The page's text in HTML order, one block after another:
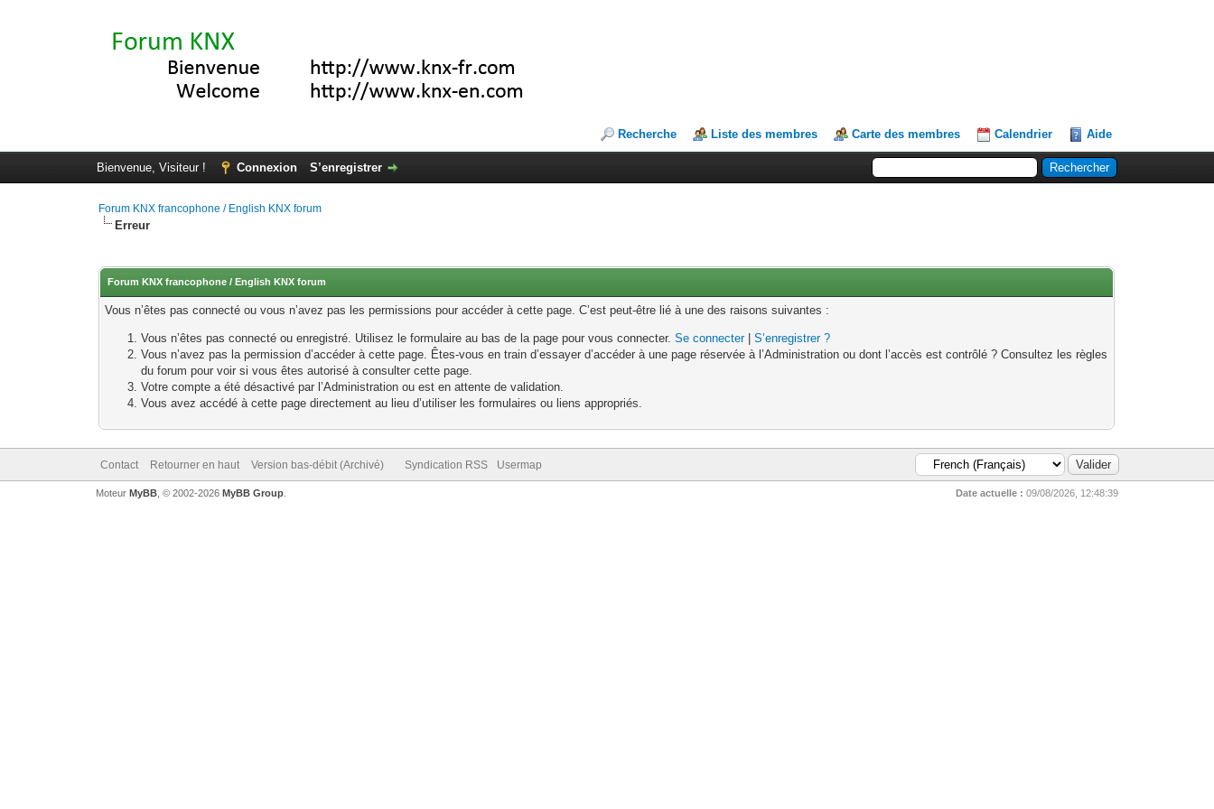
Recherche Liste des membres Carte des membres Calendrier Aide
Bienvenue, Visiteur ! Connexion S’enregistrer
Forum KNX francophone / English KNX forum
Erreur
Forum KNX francophone / English KNX forum
Vous n’êtes pas connecté ou vous n’avez pas les permissions pour accéder à cette page. C’est peut-être lié à une des raisons suivantes :
Vous n’êtes pas connecté ou enregistré. Utilisez le formulaire au bas de la page pour vous connecter.Se connecter|S’enregistrer ?
Vous n’avez pas la permission d’accéder à cette page. Êtes-vous en train d’essayer d’accéder à une page réservée à l’Administration ou dont l’accès est contrôlé ? Consultez les règles
du forum pour voir si vous êtes autorisé à consulter cette page.
Votre compte a été désactivé par l’Administration ou est en attente de validation.
Vous avez accédé à cette page directement au lieu d’utiliser les formulaires ou liens appropriés.
Contact Retourner en haut Version bas-débit (Archivé) Syndication RSS Usermap
Date actuelle : 09/08/2026, 12:48:39
Moteur MyBB, © 2002-2026 MyBB Group.